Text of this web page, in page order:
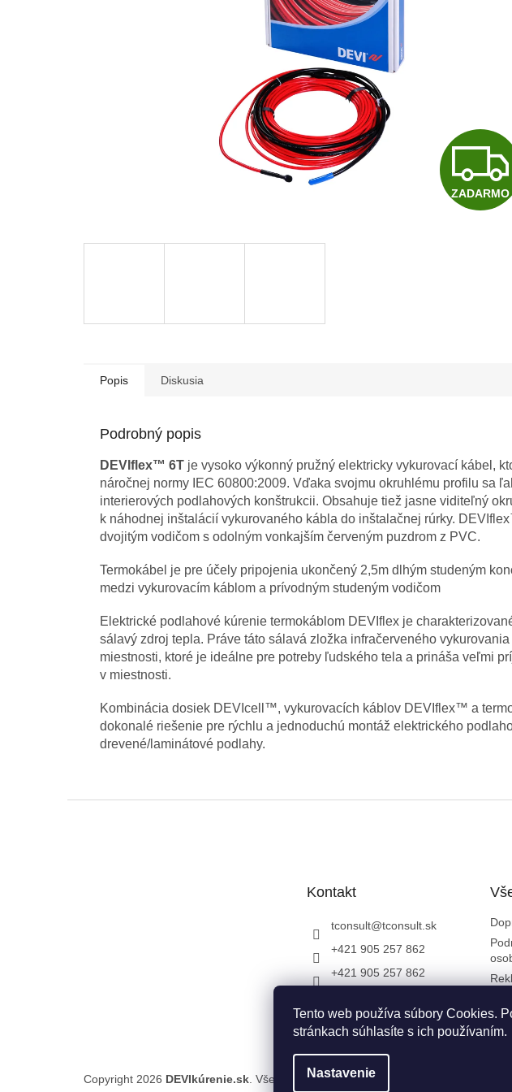
Tento web používa súbory Cookies.
stránkach súhlasíte s ich používaním.
Nastavenie
ZADARMO
Popis Diskusia
Podrobný popis
DEVIflex™ 6T je vysoko výkonný pružný elektricky vykurovací kábel,
náročnej normy IEC 60800:2009. Vďaka svojmu okruhlému profilu sa
interierových podlahových konštrukcii. Obsahuje tiež jasne viditeľný
k náhodnej inštalácií vykurovaného kábla do inštalačnej rúrky.
dvojitým vodičom s odolným vonkajším červeným puzdrom z PVC.
Termokábel je pre účely pripojenia ukončený 2,5m dlhým studeným
medzi vykurovacím káblom a prívodným studeným vodičom
Elektrické podlahové kúrenie termokáblom DEVIflex je
sálavý zdroj tepla. Práve táto sálavá zložka infračerveného
miestnosti, ktoré je ideálne pre potreby ľudského tela a prináša veľmi
v miestnosti.
Kombinácia dosiek DEVIcell™, vykurovacích káblov DEVIflex™ a
dokonalé riešenie pre rýchlu a jednoduchú montáž elektrického
drevené/laminátové podlahy.
Kontakt
tconsult@tconsult.sk
+421 905 257 862
+421 905 257 862
DEVI YouTube
Copyright 2026 DEVIkúrenie.sk . Všetky práva vyhradené.